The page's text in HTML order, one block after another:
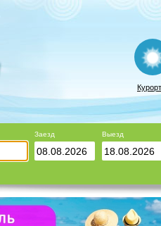
Заезд Выезд